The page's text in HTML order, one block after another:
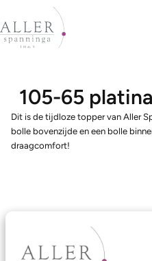
105-65 platina
Dit is de tijdloze topper van Aller
bolle bovenzijde en een bolle
draagcomfort!
Ons aanbod